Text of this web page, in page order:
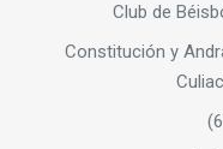
Club de
Constitución y